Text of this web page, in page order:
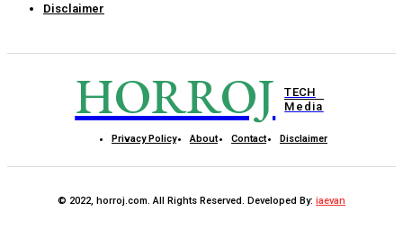
Disclaimer
HORROJ
TECH
Media
Privacy Policy About Contact Disclaimer
© 2022, horroj.com. All Rights Reserved. Developed By: iaevan